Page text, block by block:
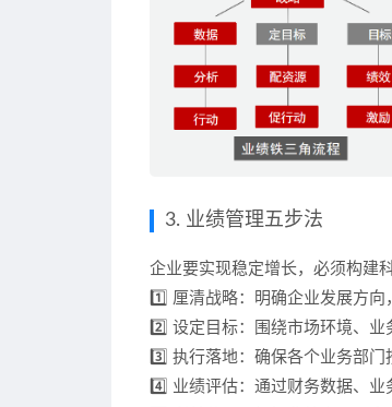
3. 业绩管理五步法
企业要实现稳定增长，必须构建
1️⃣ 厘清战略：明确企业发展方向
2️⃣ 设定目标：围绕市场环境、业
3️⃣ 执行落地：确保各个业务部门
4️⃣ 业绩评估：通过财务数据、业